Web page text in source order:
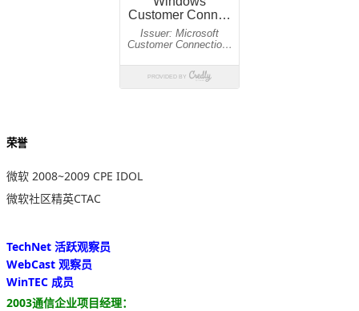
荣誉
微软 2008~2009 CPE IDOL
微软社区精英CTAC
TechNet 活跃观察员
WebCast 观察员
WinTEC 成员
2003通信企业项目经理：